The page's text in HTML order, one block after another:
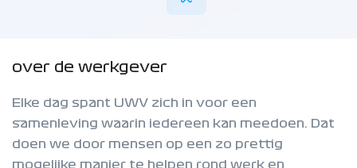
over de werkgever
Elke dag spant UWV zich in voor een
samenleving waarin iedereen kan meedoen. Dat
doen we door mensen op een zo prettig
mogelijke manier te helpen rond werk en